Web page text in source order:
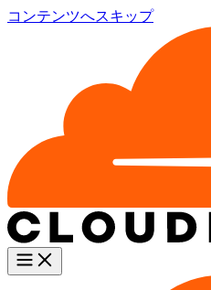
コンテンツへスキップ